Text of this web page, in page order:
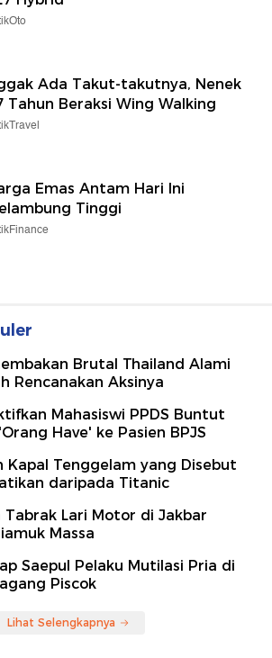
Ada Takut-takutnya, Nenek
Tahun Beraksi Wing Walking
Emas Antam Hari Ini
Tinggi
Brutal Thailand Alami
Rencanakan Aksinya
Mahasiswi PPDS Buntut
Have' ke Pasien BPJS
Kapal Tenggelam yang Disebut
daripada Titanic
Tabrak Lari Motor di Jakbar
Massa
Saepul Pelaku Mutilasi Pria di
Piscok
Lihat Selengkapnya